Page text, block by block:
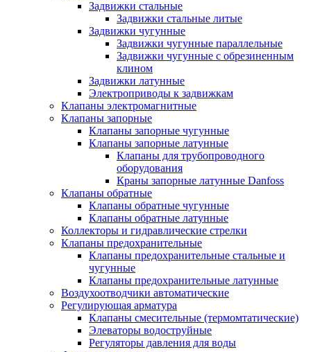
Задвижки стальные
Задвижки стальные литые
Задвижки чугунные
Задвижки чугунные параллельные
Задвижки чугунные с обрезиненным
клином
Задвижки латунные
Электроприводы к задвижкам
Клапаны электромагнитные
Клапаны запорные
Клапаны запорные чугунные
Клапаны запорные латунные
Клапаны для трубопроводного
оборудования
Краны запорные латунные Danfoss
Клапаны обратные
Клапаны обратные чугунные
Клапаны обратные латунные
Коллекторы и гидравлические стрелки
Клапаны предохранительные
Клапаны предохранительные стальные и
чугунные
Клапаны предохранительные латунные
Воздухоотводчики автоматические
Регулирующая арматура
Клапаны смесительные (термомтатические)
Элеваторы водоструйные
Регуляторы давления для воды